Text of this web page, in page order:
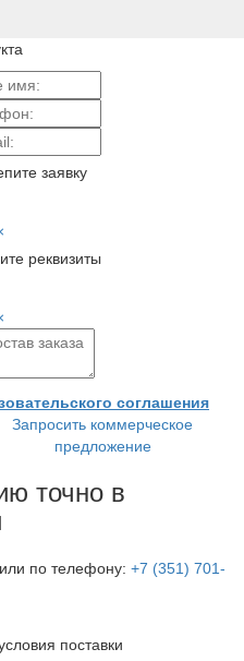
заявку
реквизиты
соглашения
Запросить коммерческое
предложение
точно в
по телефону: +7 (351) 701-
поставки